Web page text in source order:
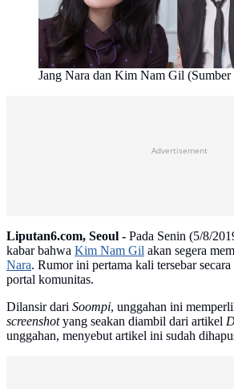
Jang Nara dan Kim Nam Gil
Advertisement
Liputan6.com, Seoul - Pada Senin (5/8/
kabar bahwa Kim Nam Gil akan segera
Nara. Rumor ini pertama kali tersebar
portal komunitas.
Dilansir dari Soompi, unggahan ini
screenshotyang seakan diambil dari artikel
unggahan, menyebut artikel ini sudah